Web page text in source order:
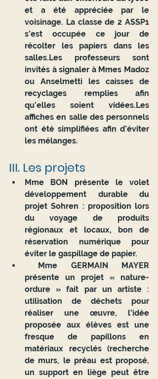
et a été appréciée par le
voisinage. La classe de 2 ASSP1
s’est occupée ce jour de
récolter les papiers dans les
salles.Les professeurs sont
invités à signaler à Mmes Madoz
ou Anselmetti les caisses de
recyclages remplies afin
qu’elles soient vidées.Les
affiches en salle des personnels
ont été simplifiées afin d’éviter
les mélanges.
III. Les projets
Mme BON présente le volet
développement durable du
projet Sohren : proposition lors
du voyage de produits
régionaux et locaux, bon de
réservation numérique pour
éviter le gaspillage de papier.
présente un projet « nature-
ordure » fait par un artiste :
utilisation de déchets pour
réaliser une œuvre, l’idée
proposée aux élèves est une
fresque de papillons en
matériaux recyclés (recherche
de murs, le préau est proposé,
un support en liège peut être